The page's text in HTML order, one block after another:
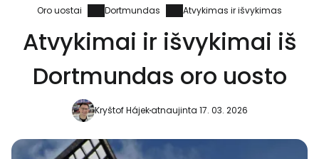
Oro uostai Dortmundas Atvykimas ir išvykimas
Atvykimai ir išvykimai iš
Dortmundas oro uosto
Kryštof Hájekatnaujinta 17. 03. 2026
Cestee
... pasaulinė kelionių bendruomenė
Tęsti su Facebook